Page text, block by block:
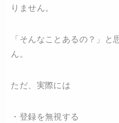
りません。
「そんなことあるの？」と
ん。
ただ、実際には
・登録を無視する